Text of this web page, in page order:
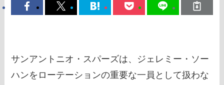
サンアントニオ・スパーズは、ジェレミー・ソー
ハンをローテーションの重要な一員として扱わな